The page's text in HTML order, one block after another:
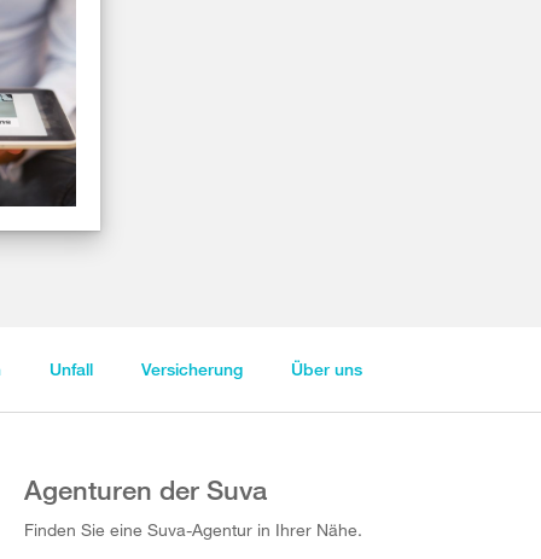
Unfall Versicherung Über uns
Agenturen der Suva
Finden Sie eine Suva-Agentur in Ihrer Nähe.